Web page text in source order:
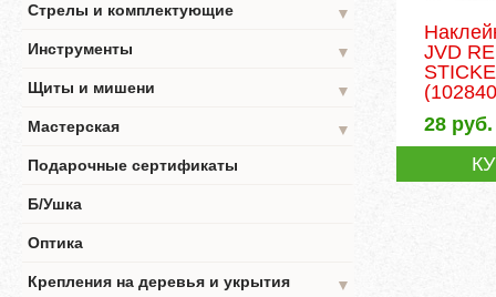
Стрелы и комплектующие
▼
Инструменты
▼
Щиты и мишени
▼
Мастерская
▼
Подарочные сертификаты
Б/Ушка
Оптика
Крепления на деревья и укрытия
▼
JVD
28 руб.